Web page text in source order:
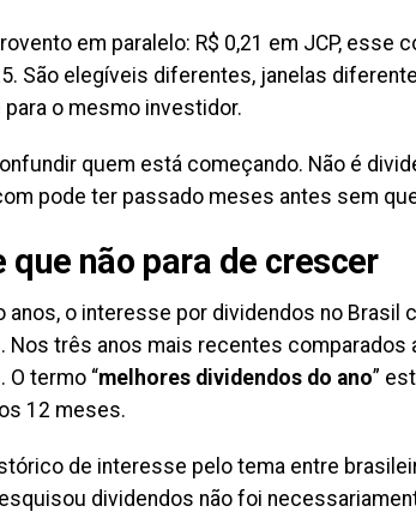
em paralelo: R$ 0,21 em JCP, esse
São elegíveis diferentes, janelas
o mesmo investidor.
quem está começando. Não é
pode ter passado meses antes sem
que não para de crescer
anos, o interesse por dividendos no Brasil
Nos três anos mais recentes comparados
O termo “melhores dividendos do ano”
12 meses.
de interesse pelo tema entre
dividendos não foi